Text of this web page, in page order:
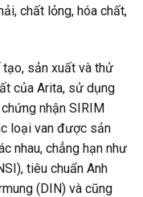
chất lỏng, hóa chất,
sản xuất và thử
của Arita, sử dụng
nhận SIRIM
loại van được sản
nhau, chẳng hạn như
tiêu chuẩn Anh
(DIN) và cũng